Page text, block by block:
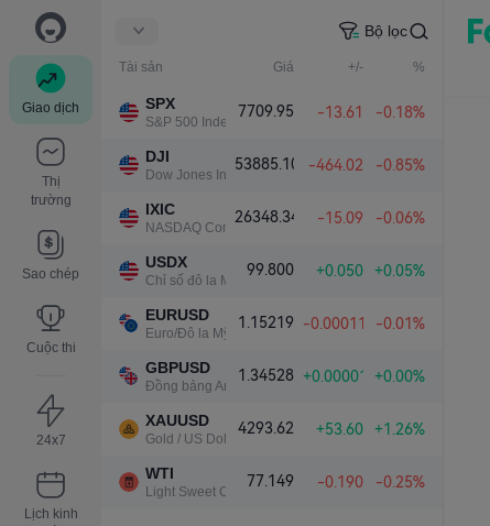
Giao dịch
Thị
trường
Sao chép
Cuộc thi
24x7
Lịch kinh
Bộ lọc
Tài sản Giá +/- %
SPX
S&P 500 Index
7709.95 -13.61 -0.18%
DJI
Dow Jones Industrial Average
53885.10 -464.02 -0.85%
IXIC
NASDAQ Composite Index
26348.34 -15.09 -0.06%
USDX
Chỉ số đô la Mỹ
99.800 +0.050 +0.05%
EURUSD
Euro/Đô la Mỹ
1.15219 -0.00011 -0.01%
GBPUSD
Đồng bảng Anh/Đô la Mỹ
1.34528 +0.00001 +0.00%
XAUUSD
Gold / US Dollar
4293.62 +53.60 +1.26%
WTI
Light Sweet Crude Oil
77.149 -0.190 -0.25%